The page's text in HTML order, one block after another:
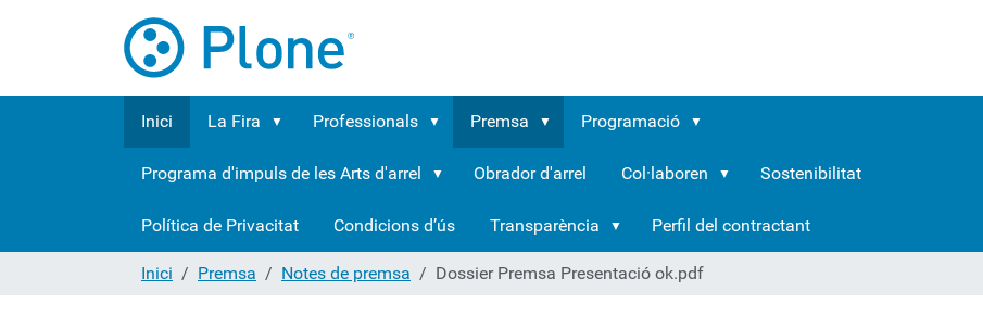
Inici La Fira Professionals Premsa Programació
Programa d'impuls de les Arts d'arrel Obrador d'arrel Col·laboren Sostenibilitat
Política de Privacitat Condicions d’ús Transparència Perfil del contractant
Inici Premsa Notes de premsa Dossier Premsa Presentació ok.pdf